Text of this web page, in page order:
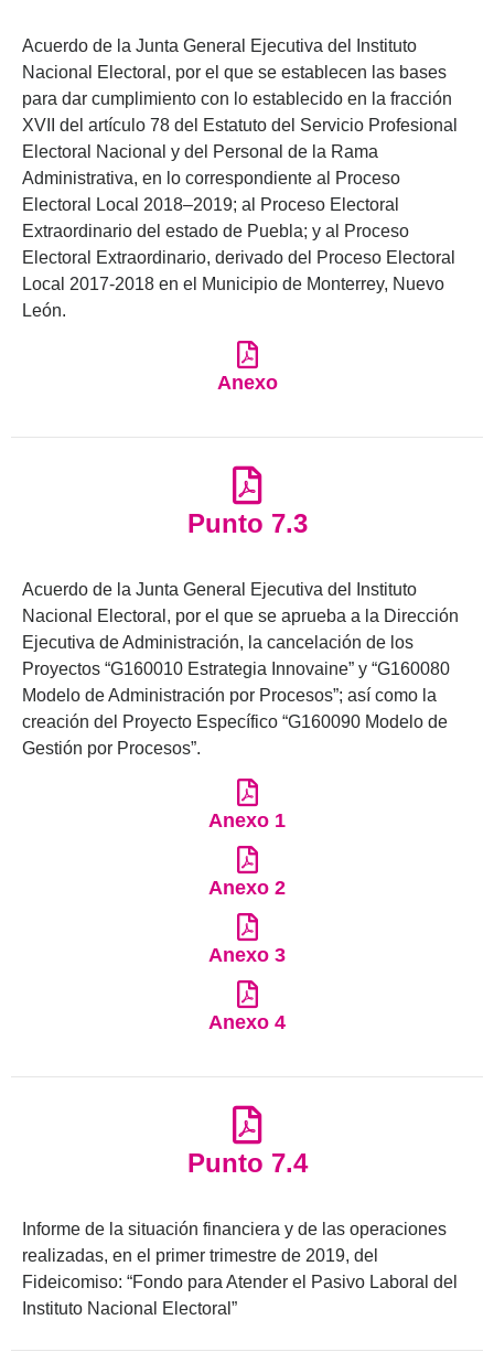
Acuerdo de la Junta General Ejecutiva del Instituto
Nacional Electoral, por el que se establecen las bases
para dar cumplimiento con lo establecido en la fracción
XVII del artículo 78 del Estatuto del Servicio Profesional
Electoral Nacional y del Personal de la Rama
Administrativa, en lo correspondiente al Proceso
Electoral Local 2018–2019; al Proceso Electoral
Extraordinario del estado de Puebla; y al Proceso
Electoral Extraordinario, derivado del Proceso Electoral
Local 2017-2018 en el Municipio de Monterrey, Nuevo
León.
Anexo
Punto 7.3
Acuerdo de la Junta General Ejecutiva del Instituto
Nacional Electoral, por el que se aprueba a la Dirección
Ejecutiva de Administración, la cancelación de los
Proyectos “G160010 Estrategia Innovaine” y “G160080
Modelo de Administración por Procesos”; así como la
creación del Proyecto Específico “G160090 Modelo de
Gestión por Procesos”.
Anexo 1
Anexo 2
Anexo 3
Anexo 4
Punto 7.4
Informe de la situación financiera y de las operaciones
realizadas, en el primer trimestre de 2019, del
Fideicomiso: “Fondo para Atender el Pasivo Laboral del
Instituto Nacional Electoral”